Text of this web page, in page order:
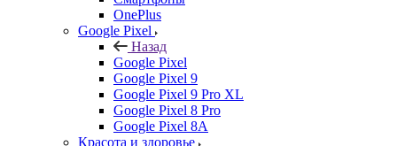
OnePlus
Google Pixel
Назад
Google Pixel
Google Pixel 9
Google Pixel 9 Pro XL
Google Pixel 8 Pro
Google Pixel 8A
Красота и здоровье